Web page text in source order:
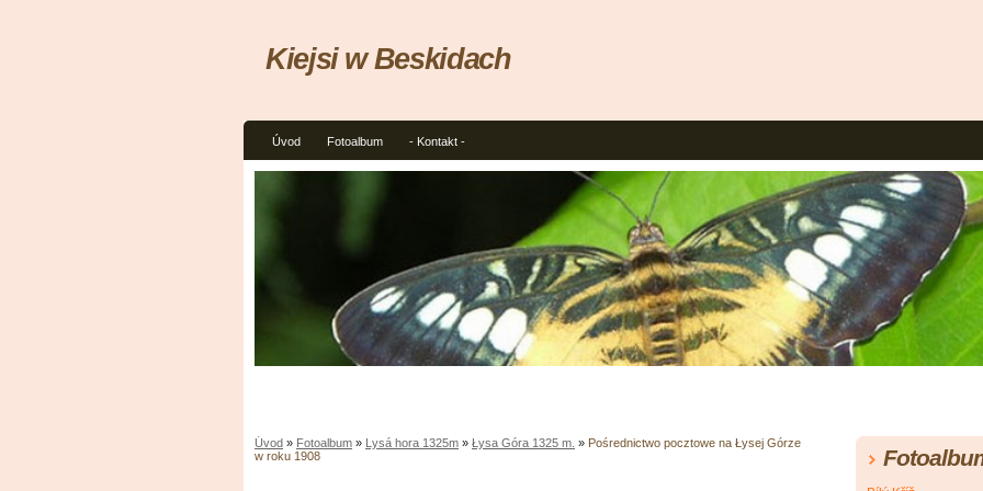
Úvod Fotoalbum - Kontakt -
Kiejsi w Beskidach
Úvod » Fotoalbum » Lysá hora 1325m » Łysa Góra 1325 m. » Pośrednictwo pocztowe na Łysej Górze
w roku 1908